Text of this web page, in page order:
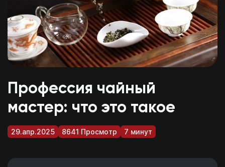
Профессия чайный
мастер: что это такое
29.апр.2025 8641 Просмотр 7 минут